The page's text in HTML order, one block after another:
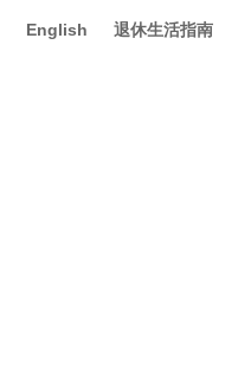
English 退休生活指南